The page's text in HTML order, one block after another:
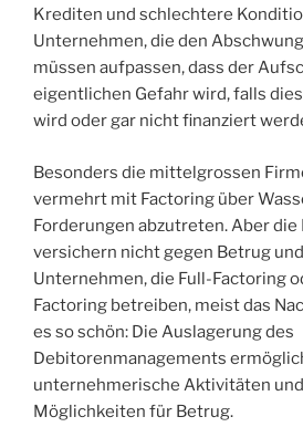
Krediten und schlechtere
Unternehmen, die den
müssen aufpassen, dass der
eigentlichen Gefahr wird, falls
wird oder gar nicht finanziert
Besonders die mittelgrossen
vermehrt mit Factoring über
Forderungen abzutreten. Aber
versichern nicht gegen Betrug
Unternehmen, die Full-Factoring
Factoring betreiben, meist das
es so schön: Die Auslagerung des
Debitorenmanagements
unternehmerische Aktivitäten
Möglichkeiten für Betrug.